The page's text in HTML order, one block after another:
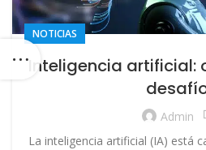
NOTICIAS
Inteligencia
Admin
La inteligencia artificial (IA) está